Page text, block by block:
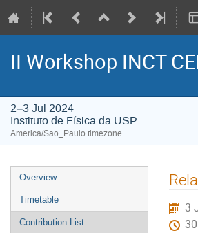
II Workshop INCT
2–3 Jul 2024
Instituto de Física da USP
America/Sao_Paulo timezone
Event
menu
Overview
Timetable
Contribution List
3